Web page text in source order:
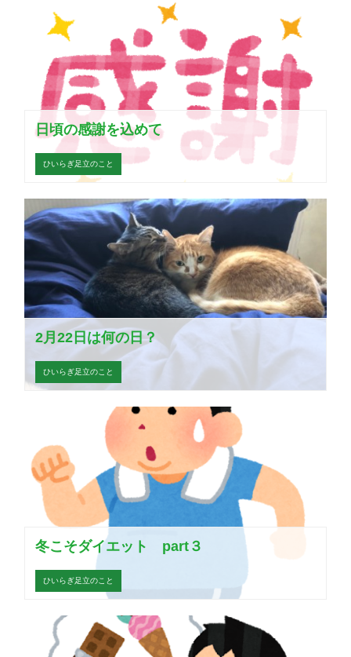
日頃の感謝を込めて
ひいらぎ足立のこと
2月22日は何の日？
ひいらぎ足立のこと
冬こそダイエット part３
ひいらぎ足立のこと